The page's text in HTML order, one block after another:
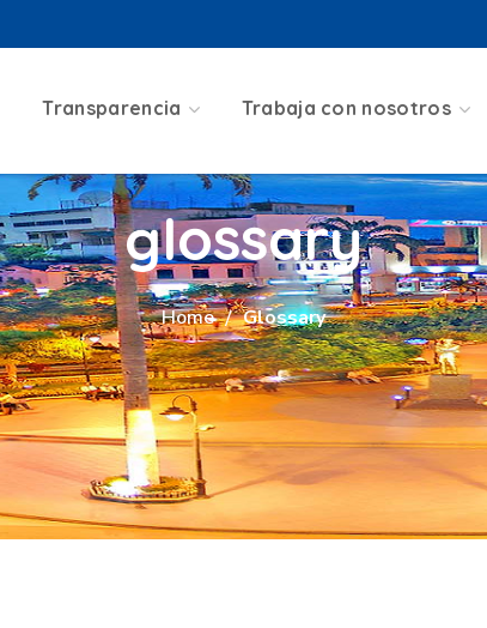
Transparencia Trabaja con nosotros
glossary
Home Glossary